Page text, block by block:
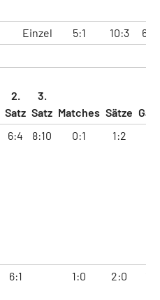
Einzel 5:1 10:3
2.
Satz
3.
Satz Matches Sätze
6:4 8:10 0:1 1:2
6:1 1:0 2:0